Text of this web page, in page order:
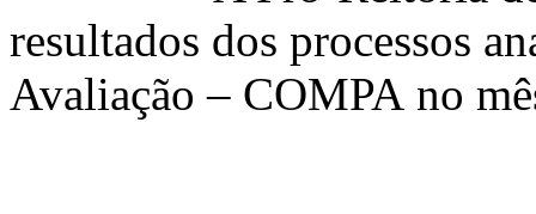
resultados dos processos
Avaliação – COMPA no